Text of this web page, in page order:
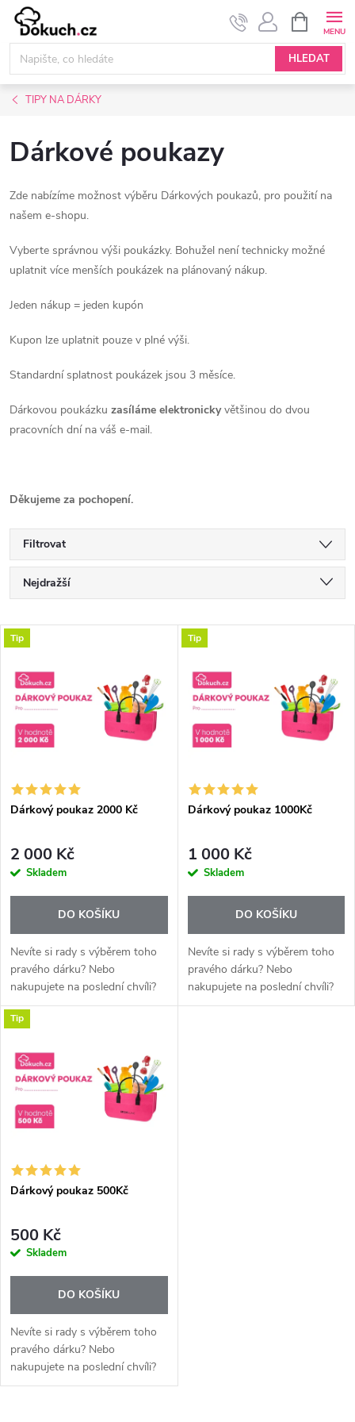
Přejít
obsah
HLEDAT
NÁKUPNÍ
KOŠÍK
TIPY NA DÁRKY
Dárkové poukazy
Zde nabízíme možnost výběru Dárkových poukazů, pro použití na
našem e-shopu.
Vyberte správnou výši poukázky. Bohužel není technicky možné
uplatnit více menších poukázek na plánovaný nákup.
Jeden nákup = jeden kupón
Kupon lze uplatnit pouze v plné výši.
Standardní splatnost poukázek jsou 3 měsíce.
Dárkovou poukázku zasíláme elektronickyvětšinou do dvou
pracovních dní na váš e-mail.
Děkujeme za pochopení.
Filtrovat
Ř
a
z
e
n
í
p
r
o
d
u
k
t
ů
Nejdražší
Nejlevnější
Nejprodávanější
Abecedně
V
ý
p
i
s
p
r
d
u
k
t
ů
Tip
Dárkový poukaz 2000 Kč
2 000 Kč
Skladem
DO KOŠÍKU
Nevíte si rady s výběrem toho
pravého dárku? Nebo
nakupujete na poslední chvíli?
Dárkový poukaz DOKUCH je
jednoduché a rychlé řešení,
kdo miluje...
Tip
Dárkový poukaz 1000Kč
1 000 Kč
Skladem
DO KOŠÍKU
Nevíte si rady s výběrem toho
pravého dárku? Nebo
nakupujete na poslední chvíli?
Dárkový poukaz DOKUCH je
Tip
Dárkový poukaz 500Kč
500 Kč
Skladem
DO KOŠÍKU
Nevíte si rady s výběrem toho
pravého dárku? Nebo
nakupujete na poslední chvíli?
Dárkový poukaz DOKUCH je